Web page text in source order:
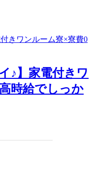
♪】家電付きワ
時給でしっか